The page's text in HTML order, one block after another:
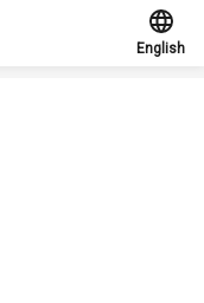
English